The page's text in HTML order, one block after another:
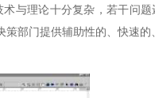
与理论十分复杂，若干问
部门提供辅助性的、快速的